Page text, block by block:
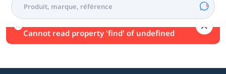
Une erreur est survenue.
Cannot read property 'find' of undefined